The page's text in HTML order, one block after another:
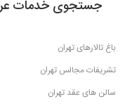
جستجوی خدمات
باغ تالارهای تهران
تشریفات مجالس تهران
سالن های عقد تهران